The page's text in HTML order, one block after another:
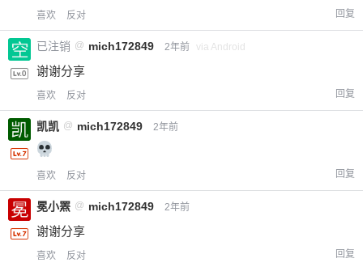
喜欢 反对 回复
已注销 @ mich172849 2年前 via Android
谢谢分享
喜欢 反对 回复
凯凯 @ mich172849 2年前
喜欢 反对 回复
冕小罴 @ mich172849 2年前
谢谢分享
喜欢 反对 回复